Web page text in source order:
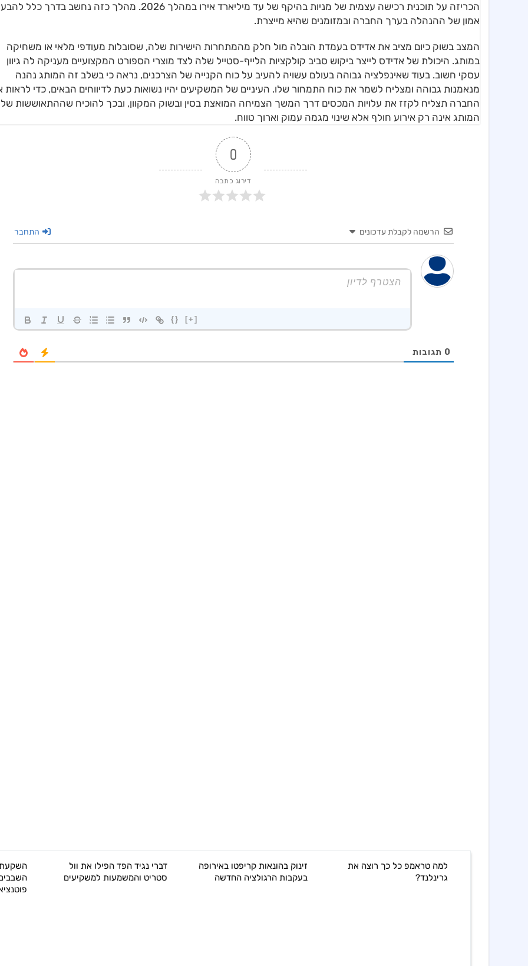
הכריזה על תוכנית רכישה עצמית של מניות בהיקף של עד מיליארד אירו במהלך 2026. מהלך כזה נחשב בדרך כלל
אמון של ההנהלה בערך החברה ובמזומנים שהיא מייצרת.
המצב בשוק כיום מציב את אדידס בעמדת הובלה מול חלק מהמתחרות הישירות שלה, שסובלות מעודפי מלאי או משחיקה
במותג. היכולת של אדידס לייצר ביקוש סביב קולקציות הלייף-סטייל שלה לצד מוצרי הספורט המקצועיים מעניקה לה גיוון
עסקי חשוב. בעוד שאינפלציה גבוהה בעולם עשויה להעיב על כוח הקנייה של הצרכנים, נראה כי בשלב זה המותג נהנה
מנאמנות גבוהה ומצליח לשמר את כוח התמחור שלו. העיניים של המשקיעים יהיו נשואות כעת לדיווחים הבאים, כדי לראות
החברה תצליח לקזז את עלויות המכסים דרך המשך הצמיחה המואצת בסין ובשוק המקוון, ובכך להוכיח שההתאוששות של
המותג אינה רק אירוע חולף אלא שינוי מגמה עמוק וארוך טווח.
0
דירוג כתבה
הרשמה לקבלת עדכונים התחבר
{} [+]
0 תגובות
טראמפ כל כך רוצה את
זינוק בהונאות קריפטו באירופה
בעקבות הרגולציה החדשה
דברי נגיד הפד הפילו את וול
סטריט והמשמעות למשקיעים
השקעת הענק של ענקית
השבבים TSMC מאותתת על